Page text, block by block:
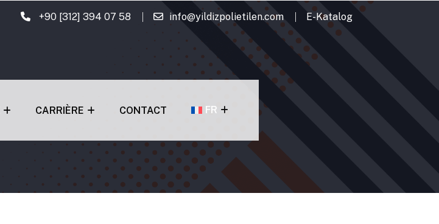
+90 [312] 394 07 58 info@yildizpolietilen.com E-Katalog
CARRIÈRE CONTACT FR